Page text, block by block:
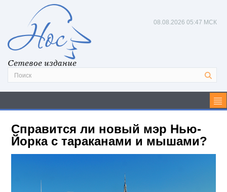
Сетевое издание
08.08.2026 05:47 МСК
Справится ли новый мэр Нью-
Йорка с тараканами и мышами?